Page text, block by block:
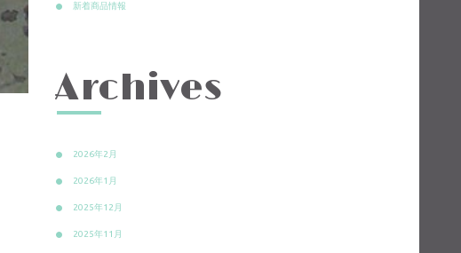
新着商品情報
Archives
2026年2月
2026年1月
2025年12月
2025年11月